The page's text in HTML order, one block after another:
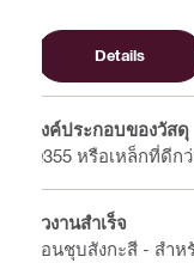
Details
องค์ประกอบของวัสดุ
Q355 หรือเหล็กที่ดีก
ผิวงานสำเร็จ
ก่อนชุบสังกะสี - สำ